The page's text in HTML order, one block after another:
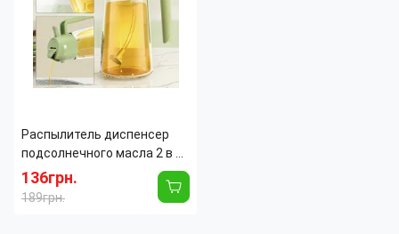
Материал:Oxford 600D
Страна производитель:
Китай
Распылитель диспенсер
подсолнечного масла 2 в 1,
спрей для уксуса, вина,
соевого соуса AND546,
стекло, 470 мл
136грн.
189грн.